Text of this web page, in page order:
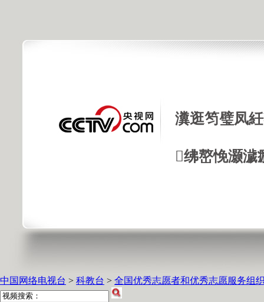
瀵逛笉璧凤
绋嶅悗灏
中国网络电视台 > 科教台 > 全国优秀志愿者和优秀志愿服务组